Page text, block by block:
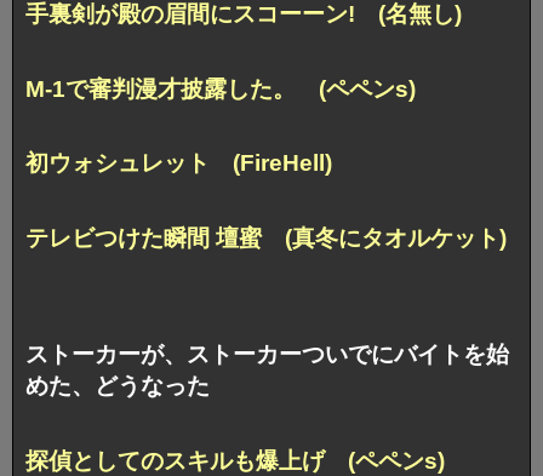
手裏剣が殿の眉間にスコーーン! (名無し)
M-1で審判漫才披露した。 (ペペンs)
初ウォシュレット (FireHell)
テレビつけた瞬間 壇蜜 (真冬にタオルケット)
ストーカーが、ストーカーついでにバイトを始
めた、どうなった
探偵としてのスキルも爆上げ (ペペンs)